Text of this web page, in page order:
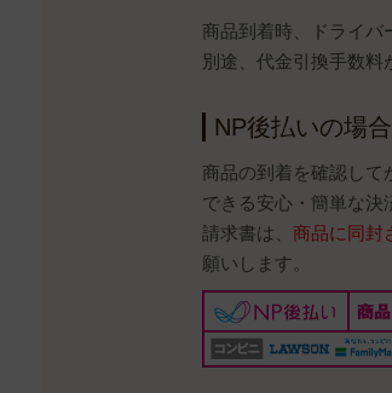
商品到着時、ドライバ
別途、代金引換手数料
NP後払いの場合
商品の到着を確認して
できる安心・簡単な決
請求書は、 商品に同封
願いします。